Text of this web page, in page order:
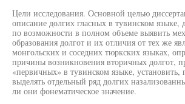
Цели исследования. Основной целью
описание долгих гласных в тувинском языке,
по возможности в полном объеме выявить
образования долгот и их отличия от тех же
монгольских и соседних тюркских языках,
причины возникновения вторичных долгот,
«первичных» в тувинском языке,
выделять отдельный ряд долгих
ли они фонематическое значение.